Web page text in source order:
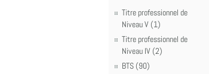
Titre professionnel de
Niveau V (1)
Titre professionnel de
Niveau IV (2)
BTS (90)